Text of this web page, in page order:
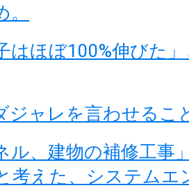
はほぼ100%伸びた
ジャレを言わせるこ
ル、建物の補修工事
考えた、システムエ